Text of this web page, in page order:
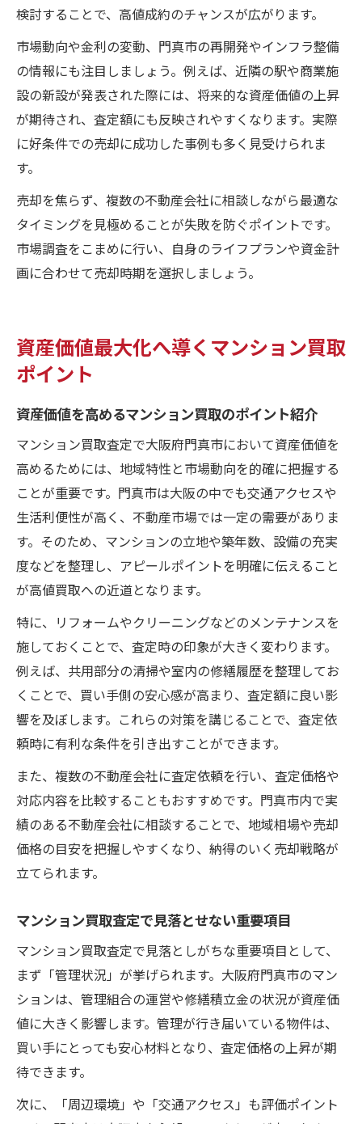
検討することで、高値成約のチャンスが広がります。
市場動向や金利の変動、門真市の再開発やインフラ整備
の情報にも注目しましょう。例えば、近隣の駅や商業施
設の新設が発表された際には、将来的な資産価値の上昇
が期待され、査定額にも反映されやすくなります。実際
に好条件での売却に成功した事例も多く見受けられま
す。
売却を焦らず、複数の不動産会社に相談しながら最適な
タイミングを見極めることが失敗を防ぐポイントです。
市場調査をこまめに行い、自身のライフプランや資金計
画に合わせて売却時期を選択しましょう。
資産価値最大化へ導くマンション買取
ポイント
資産価値を高めるマンション買取のポイント紹介
マンション買取査定で大阪府門真市において資産価値を
高めるためには、地域特性と市場動向を的確に把握する
ことが重要です。門真市は大阪の中でも交通アクセスや
生活利便性が高く、不動産市場では一定の需要がありま
す。そのため、マンションの立地や築年数、設備の充実
度などを整理し、アピールポイントを明確に伝えること
が高値買取への近道となります。
特に、リフォームやクリーニングなどのメンテナンスを
施しておくことで、査定時の印象が大きく変わります。
例えば、共用部分の清掃や室内の修繕履歴を整理してお
くことで、買い手側の安心感が高まり、査定額に良い影
響を及ぼします。これらの対策を講じることで、査定依
頼時に有利な条件を引き出すことができます。
また、複数の不動産会社に査定依頼を行い、査定価格や
対応内容を比較することもおすすめです。門真市内で実
績のある不動産会社に相談することで、地域相場や売却
価格の目安を把握しやすくなり、納得のいく売却戦略が
立てられます。
マンション買取査定で見落とせない重要項目
マンション買取査定で見落としがちな重要項目として、
まず「管理状況」が挙げられます。大阪府門真市のマン
ションは、管理組合の運営や修繕積立金の状況が資産価
値に大きく影響します。管理が行き届いている物件は、
買い手にとっても安心材料となり、査定価格の上昇が期
待できます。
次に、「周辺環境」や「交通アクセス」も評価ポイント